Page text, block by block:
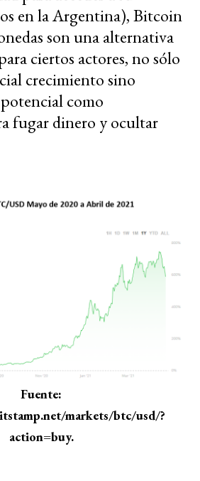
en la Argentina), Bitcoin
son una alternativa
ciertos actores, no sólo
crecimiento sino
como
fugar dinero y ocultar
Fuente:
markets/btc/usd/?
action=buy.